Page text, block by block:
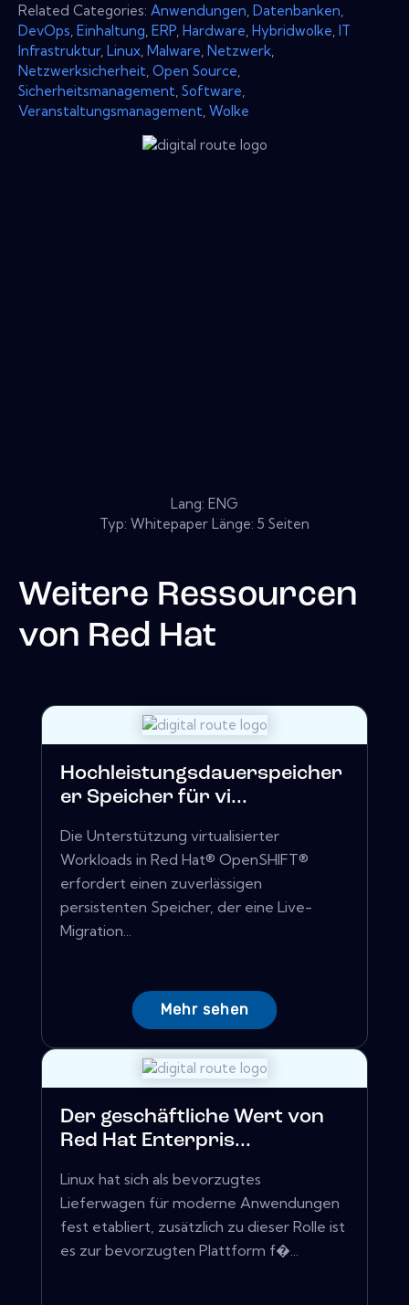
Related Categories: Anwendungen Datenbanken
DevOps Einhaltung ERP Hardware Hybridwolke IT
Infrastruktur, Linux Malware Netzwerk
Netzwerksicherheit Open Source
Sicherheitsmanagement Software
Veranstaltungsmanagement Wolke
Lang: ENG
Typ: Whitepaper Länge: 5 Seiten
Weitere Ressourcen
von Red Hat
Hochleistungsdauerspeicher
er Speicher für vi...
Die Unterstützung virtualisierter
Workloads in Red Hat® OpenSHIFT®
erfordert einen zuverlässigen
persistenten Speicher, der eine Live-
Migration...
Mehr sehen
Der geschäftliche Wert von
Red Hat Enterpris...
Linux hat sich als bevorzugtes
Lieferwagen für moderne Anwendungen
fest etabliert, zusätzlich zu dieser Rolle ist
es zur bevorzugten Plattform f�...